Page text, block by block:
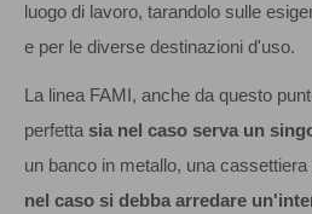
luogo di lavoro, tarandolo sulle
e per le diverse destinazioni d'uso.
La linea FAMI, anche da questo
perfetta sia nel caso serva un
un banco in metallo, una
nel caso si debba arredare